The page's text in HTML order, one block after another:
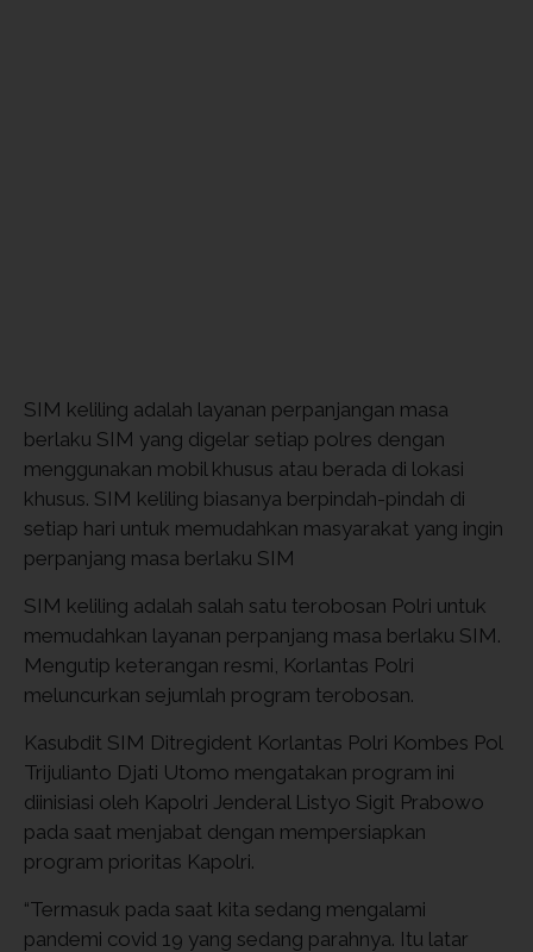
SIM keliling adalah layanan perpanjangan masa
berlaku SIM yang digelar setiap polres dengan
menggunakan mobil khusus atau berada di lokasi
khusus. SIM keliling biasanya berpindah-pindah di
setiap hari untuk memudahkan masyarakat yang ingin
perpanjang masa berlaku SIM
SIM keliling adalah salah satu terobosan Polri untuk
memudahkan layanan perpanjang masa berlaku SIM.
Mengutip keterangan resmi, Korlantas Polri
meluncurkan sejumlah program terobosan.
Kasubdit SIM Ditregident Korlantas Polri Kombes Pol
Trijulianto Djati Utomo mengatakan program ini
diinisiasi oleh Kapolri Jenderal Listyo Sigit Prabowo
pada saat menjabat dengan mempersiapkan
program prioritas Kapolri.
“Termasuk pada saat kita sedang mengalami
pandemi covid 19 yang sedang parahnya. Itu latar